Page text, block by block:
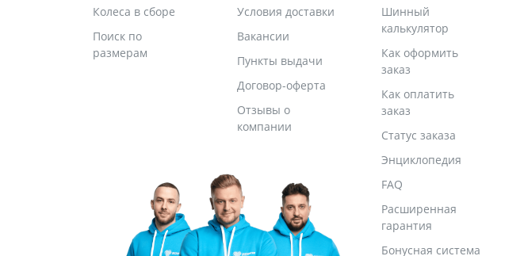
Колеса в сборе
Поиск по
размерам
Условия доставки
Вакансии
Пункты выдачи
Договор-оферта
Отзывы о
компании
Шинный
калькулятор
Как оформить
заказ
Как оплатить
заказ
Статус заказа
Энциклопедия
FAQ
Расширенная
гарантия
Бонусная система